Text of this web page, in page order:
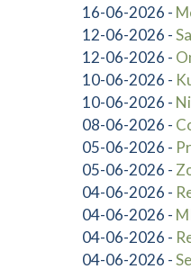
16-06-2026 -
12-06-2026 -
12-06-2026 -
10-06-2026 -
10-06-2026 -
08-06-2026 -
05-06-2026 -
05-06-2026 -
04-06-2026 -
04-06-2026 -
04-06-2026 -
04-06-2026 -